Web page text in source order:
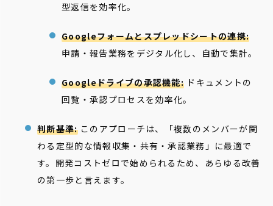
型返信を効率化。
Googleフォームとスプレッドシートの連携:
申請・報告業務をデジタル化し、自動で集計。
Googleドライブの承認機能: ドキュメントの
回覧・承認プロセスを効率化。
判断基準:このアプローチは、「複数のメンバーが関
わる定型的な情報収集・共有・承認業務」に最適で
す。開発コストゼロで始められるため、あらゆる改善
の第一歩と言えます。